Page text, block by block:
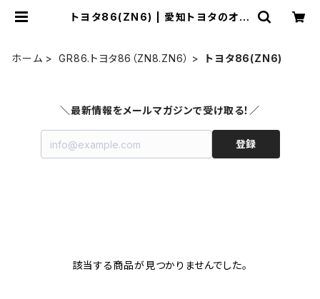
トヨタ86(ZN6) | 愛知トヨタのオン
ホーム GR86.トヨタ86（ZN8.ZN6） トヨタ86(ZN6)
＼最新情報をメールマガジンで受け取る！／
登録
該当する商品が見つかりませんでした。